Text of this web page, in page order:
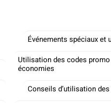
Événements spéciaux et
Utilisation des codes
économies
Conseils d’utilisation